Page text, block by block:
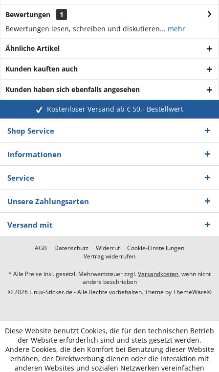
Bewertungen
1
Bewertungen lesen, schreiben und diskutieren... mehr
Ähnliche Artikel
Kunden kauften auch
Kunden haben sich ebenfalls angesehen
Kostenloser Versand ab € 50,- Bestellwert
Shop Service
Informationen
Service
Unsere Zahlungsarten
Versand mit
AGB Datenschutz Widerruf
Cookie-Einstellungen
Vertrag widerrufen
* Alle Preise inkl. gesetzl. Mehrwertsteuer zzgl.Versandkosten, wenn nicht
anders beschrieben
© 2026 Linux-Sticker.de - Alle Rechte vorbehalten. Theme byThemeWare®
Diese Website benutzt Cookies, die für den technischen Betrieb
der Website erforderlich sind und stets gesetzt werden.
Andere Cookies, die den Komfort bei Benutzung dieser Website
erhöhen, der Direktwerbung dienen oder die Interaktion mit
anderen Websites und sozialen Netzwerken vereinfachen